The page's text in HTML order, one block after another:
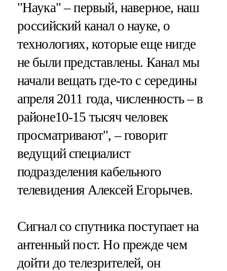
"Наука" – первый, наверное, наш
российский канал о науке, о
технологиях, которые еще нигде
не были представлены. Канал мы
начали вещать где-то с середины
апреля 2011 года, численность – в
районе10-15 тысяч человек
просматривают", – говорит
ведущий специалист
подразделения кабельного
телевидения Алексей Егорычев.
Сигнал со спутника поступает на
антенный пост. Но прежде чем
дойти до телезрителей, он